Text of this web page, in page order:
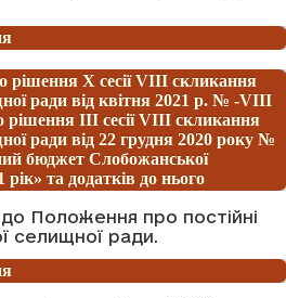
рішення X сесії VIII скликання
ради від квітня 2021 р. № -VIIІ
ІІІ сесії VІII скликання
ради від 22 грудня 2020 року №
бюджет Слобожанської
та додатків до нього
Положення про постійні
селищної ради.